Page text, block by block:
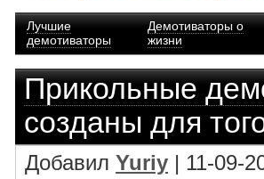
Лучшие
демотиваторы
Демотиваторы о
жизни
Прикольные
созданы для
Добавил Yuriy | 11-09-